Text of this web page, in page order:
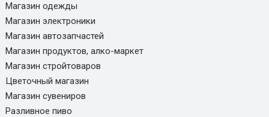
Магазин одежды
Магазин электроники
Магазин автозапчастей
Магазин продуктов, алко-маркет
Магазин стройтоваров
Цветочный магазин
Магазин сувениров
Разливное пиво